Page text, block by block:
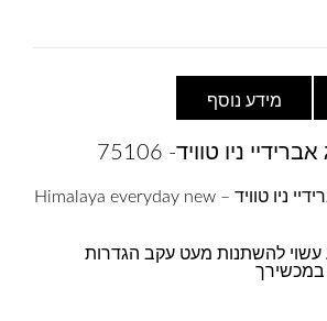
מידע נוסף
ניו טוויד- 75106
חוט אנטיפילינג אברידיי ניו טוויד – Himalaya everyday new
עשוי להשתנות מעט עקב הגדרות
במכשירך